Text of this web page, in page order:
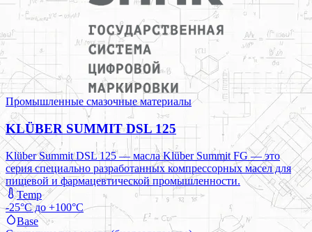
Промышленные смазочные материалы
KLÜBER SUMMIT DSL 125
Klüber Summit DSL 125 — масла Klüber Summit FG — это
серия специально разработанных компрессорных масел для
пищевой и фармацевтической промышленности.
Temp
-25°C до +100°C
Base